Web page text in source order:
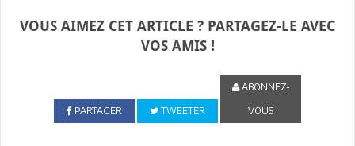
VOUS AIMEZ CET ARTICLE ? PARTAGEZ-LE AVEC
VOS AMIS !
PARTAGER TWEETER
ABONNEZ-
VOUS